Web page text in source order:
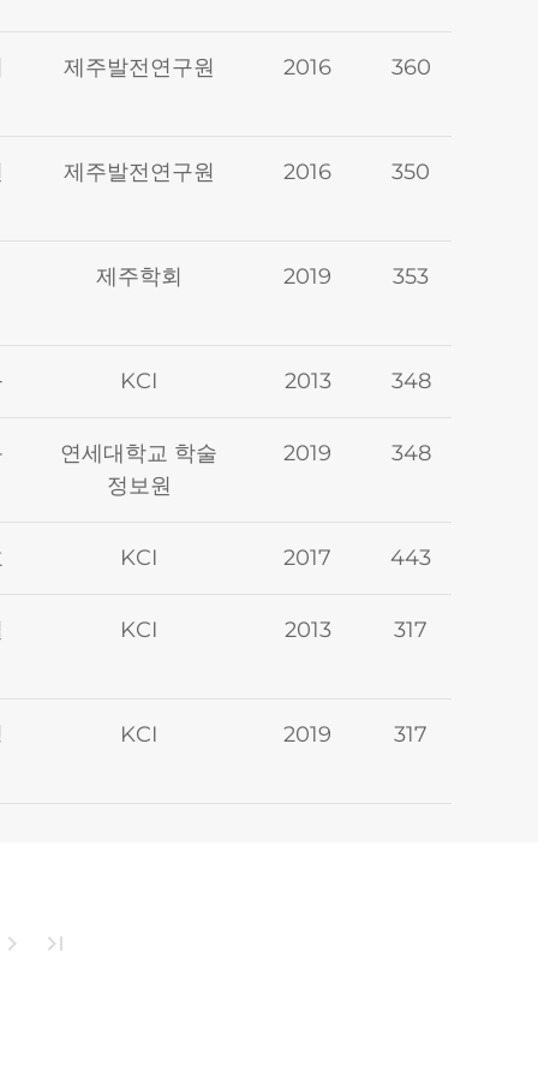
제주발전연구원 2016 360
제주발전연구원 2016 350
제주학회 2019 353
KCI 2013 348
연세대학교 학술
정보원
2019 348
KCI 2017 443
KCI 2013 317
KCI 2019 317
last_page